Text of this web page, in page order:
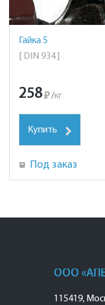
Гайка 5
[ DIN 934 ]
258₽ /кг
Купить
Под заказ
ООО
115419,